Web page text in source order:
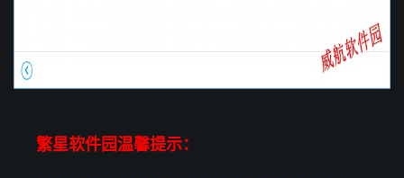
繁星软件园温馨提示：